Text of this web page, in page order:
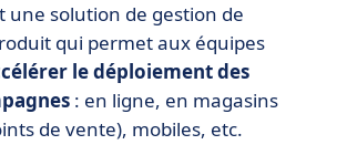
une solution de gestion de
qui permet aux équipes
le déploiement des
: en ligne, en magasins
de vente), mobiles, etc.